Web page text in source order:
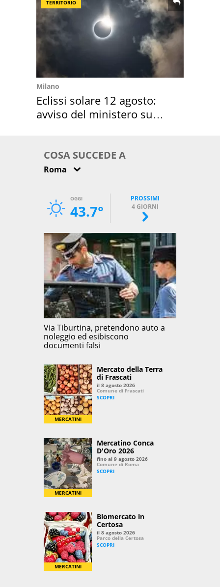
TERRITORIO
Milano
Eclissi solare 12 agosto:
avviso del ministero su